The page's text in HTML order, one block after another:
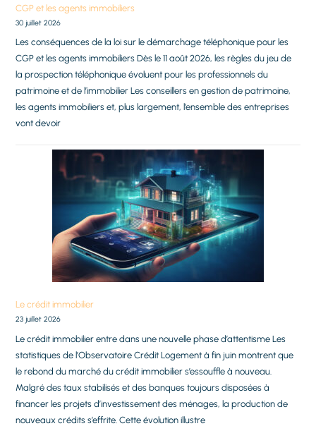
CGP et les agents immobiliers
30 juillet 2026
Les conséquences de la loi sur le démarchage téléphonique pour les
CGP et les agents immobiliers Dès le 11 août 2026, les règles du jeu de
la prospection téléphonique évoluent pour les professionnels du
patrimoine et de l’immobilier Les conseillers en gestion de patrimoine,
les agents immobiliers et, plus largement, l’ensemble des entreprises
vont devoir
Le crédit immobilier
23 juillet 2026
Le crédit immobilier entre dans une nouvelle phase d’attentisme Les
statistiques de l’Observatoire Crédit Logement à fin juin montrent que
le rebond du marché du crédit immobilier s’essouffle à nouveau.
Malgré des taux stabilisés et des banques toujours disposées à
financer les projets d’investissement des ménages, la production de
nouveaux crédits s’effrite. Cette évolution illustre